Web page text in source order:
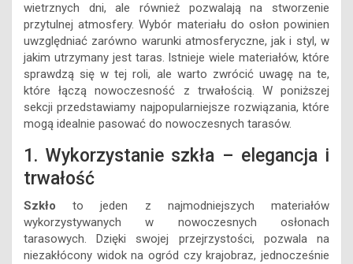
wietrznych dni, ale również pozwalają na stworzenie
przytulnej atmosfery. Wybór materiału do osłon powinien
uwzględniać zarówno warunki atmosferyczne, jak i styl, w
jakim utrzymany jest taras. Istnieje wiele materiałów, które
sprawdzą się w tej roli, ale warto zwrócić uwagę na te,
które łączą nowoczesność z trwałością. W poniższej
sekcji przedstawiamy najpopularniejsze rozwiązania, które
mogą idealnie pasować do nowoczesnych tarasów.
1. Wykorzystanie szkła – elegancja i
trwałość
Szkło to jeden z najmodniejszych materiałów
wykorzystywanych w nowoczesnych osłonach
tarasowych. Dzięki swojej przejrzystości, pozwala na
niezakłócony widok na ogród czy krajobraz, jednocześnie